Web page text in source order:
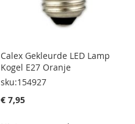
Calex Gekleurde LED Lamp
Kogel E27 Oranje
sku:154927
€ 7,95